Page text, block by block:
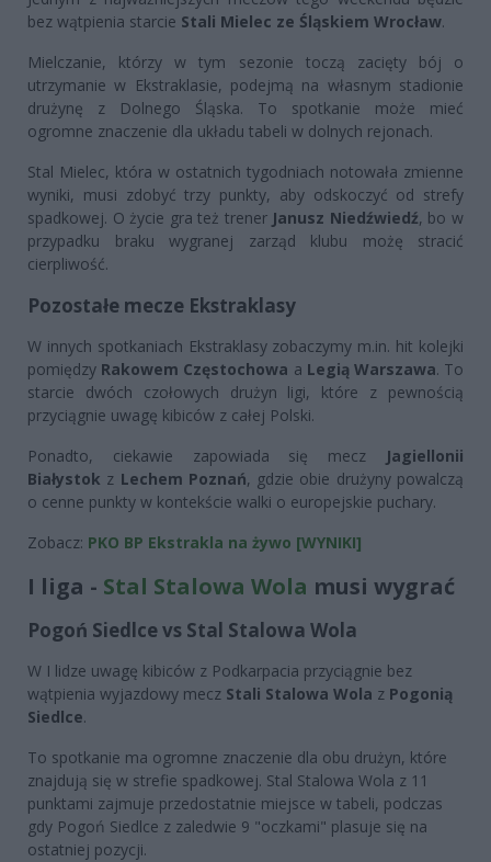
bez wątpienia starcie Stali Mielec ze Śląskiem Wrocław.
Mielczanie, którzy w tym sezonie toczą zacięty bój o
utrzymanie w Ekstraklasie, podejmą na własnym stadionie
drużynę z Dolnego Śląska. To spotkanie może mieć
ogromne znaczenie dla układu tabeli w dolnych rejonach.
Stal Mielec, która w ostatnich tygodniach notowała zmienne
wyniki, musi zdobyć trzy punkty, aby odskoczyć od strefy
spadkowej. O życie gra też trener Janusz Niedźwiedź, bo w
przypadku braku wygranej zarząd klubu możę stracić
cierpliwość.
Pozostałe mecze Ekstraklasy
W innych spotkaniach Ekstraklasy zobaczymy m.in. hit kolejki
pomiędzy Rakowem Częstochowa a Legią Warszawa. To
starcie dwóch czołowych drużyn ligi, które z pewnością
przyciągnie uwagę kibiców z całej Polski.
Ponadto, ciekawie zapowiada się mecz
Jagiellonii
Białystok z Lechem Poznań, gdzie obie drużyny powalczą
o cenne punkty w kontekście walki o europejskie puchary.
Zobacz: PKO BP Ekstrakla na żywo [WYNIKI]
I liga - Stal Stalowa Wola musi wygrać
Pogoń Siedlce vs Stal Stalowa Wola
W I lidze uwagę kibiców z Podkarpacia przyciągnie bez
wątpienia wyjazdowy mecz Stali Stalowa Wola z Pogonią
Siedlce.
To spotkanie ma ogromne znaczenie dla obu drużyn, które
znajdują się w strefie spadkowej. Stal Stalowa Wola z 11
punktami zajmuje przedostatnie miejsce w tabeli, podczas
gdy Pogoń Siedlce z zaledwie 9 "oczkami" plasuje się na
ostatniej pozycji.